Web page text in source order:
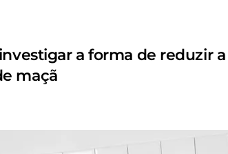
a forma de reduzir
maçã